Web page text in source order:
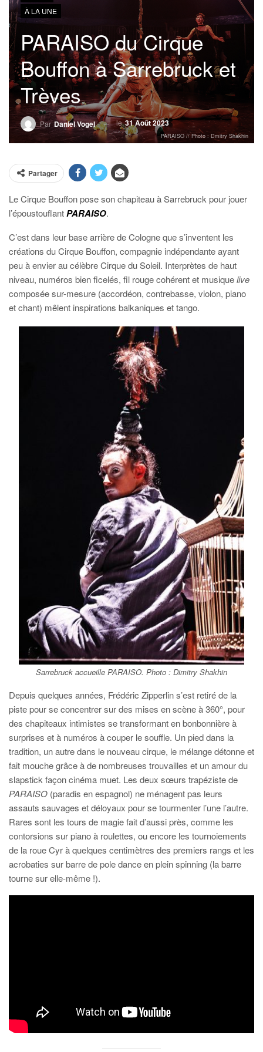
À LA UNE
PARAISO du Cirque
Bouffon à Sarrebruck et
Trèves
ParDaniel Vogel le31 Août 2023
PARAISO // Photo : Dmitry Shakhin
Partager
Le Cirque Bouffon pose son chapiteau à Sarrebruck pour jouer
l’époustouflantPARAISO.
C’est dans leur base arrière de Cologne que s’inventent les
créations du Cirque Bouffon, compagnie indépendante ayant
peu à envier au célèbre Cirque du Soleil. Interprètes de haut
niveau, numéros bien ficelés, fil rouge cohérent et musiquelive
composée sur-mesure (accordéon, contrebasse, violon, piano
et chant) mêlent inspirations balkaniques et tango.
Sarrebruck accueille PARAISO. Photo : Dimitry Shakhin
Depuis quelques années, Frédéric Zipperlin s’est retiré de la
piste pour se concentrer sur des mises en scène à 360°, pour
des chapiteaux intimistes se transformant en bonbonnière à
surprises et à numéros à couper le souffle. Un pied dans la
tradition, un autre dans le nouveau cirque, le mélange détonne et
fait mouche grâce à de nombreuses trouvailles et un amour du
slapstick façon cinéma muet. Les deux sœurs trapéziste de
PARAISO (paradis en espagnol) ne ménagent pas leurs
assauts sauvages et déloyaux pour se tourmenter l’une l’autre.
Rares sont les tours de magie fait d’aussi près, comme les
contorsions sur piano à roulettes, ou encore les tournoiements
de la roue Cyr à quelques centimètres des premiers rangs et les
acrobaties sur barre de pole dance en plein spinning (la barre
tourne sur elle-même !).